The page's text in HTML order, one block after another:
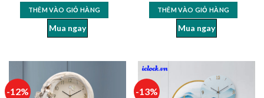
THÊM VÀO GIỎ HÀNG
Mua ngay
THÊM VÀO GIỎ HÀNG
Mua ngay
-12% -13%